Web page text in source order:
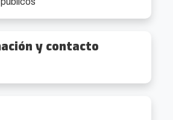
a públicos muy
interesar tanto a quienes
y cero rigidez. Su
y contacto